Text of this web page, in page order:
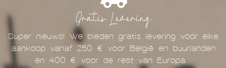
Gratis Levering
Super nieuws! We bieden gratis levering voor elke
aankoop vanaf 250 € voor België en buurlanden
en 400 € voor de rest van Europa.